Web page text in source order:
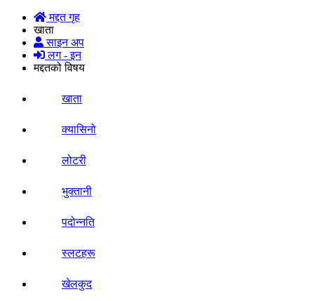
मद्दत गृह
खाता
साइन अप
लग - इन
मद्दतको विषय
खाता
क्यासिनो
लोटरी
भुक्तानी
पदोन्नति
स्लटहरू
खेलकुद